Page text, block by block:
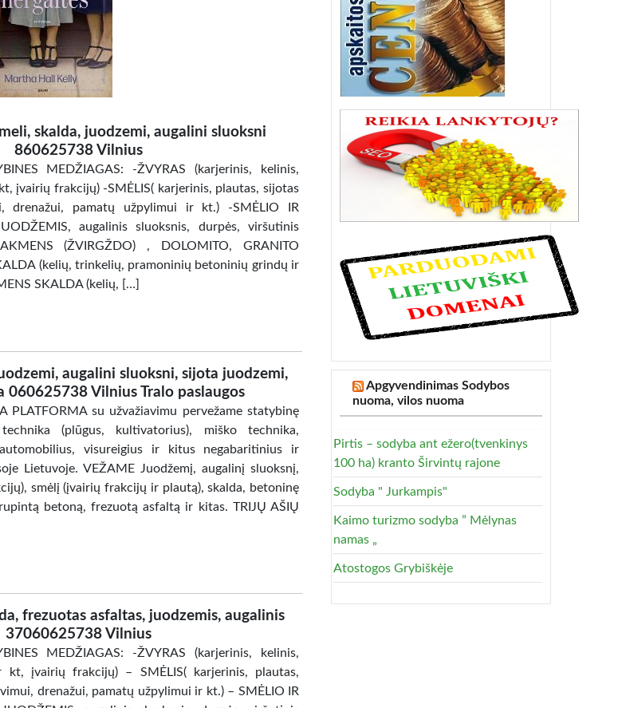
skalda, juodzemi, augalini sluoksni
860625738 Vilnius
MEDŽIAGAS: -ŽVYRAS (karjerinis, kelinis,
įvairių frakcijų) -SMĖLIS( karjerinis, plautas, sijotas
drenažui, pamatų užpylimui ir kt.) -SMĖLIO IR
augalinis sluoksnis, durpės, viršutinis
(ŽVIRGŽDO) , DOLOMITO, GRANITO
(kelių, trinkelių, pramoninių betoninių grindų ir
SKALDA (kelių, […]
augalini sluoksni, sijota juodzemi,
060625738 Vilnius Tralo paslaugos
PLATFORMA su užvažiavimu pervežame statybinę
(plūgus, kultivatorius), miško technika,
visureigius ir kitus negabaritinius ir
Lietuvoje. VEŽAME Juodžemį, augalinį sluoksnį,
smėlį (įvairių frakcijų ir plautą), skalda, betoninę
betoną, frezuotą asfaltą ir kitas. TRIJŲ AŠIŲ
frezuotas asfaltas, juodzemis, augalinis
37060625738 Vilnius
MEDŽIAGAS: -ŽVYRAS (karjerinis, kelinis,
kt, įvairių frakcijų) – SMĖLIS( karjerinis, plautas,
drenažui, pamatų užpylimui ir kt.) – SMĖLIO IR
Apgyvendinimas Sodybos
nuoma, vilos nuoma
Pirtis – sodyba ant ežero(tvenkinys
100 ha) kranto Širvintų rajone
Sodyba " Jurkampis"
Kaimo turizmo sodyba ” Mėlynas
namas „
Atostogos Grybiškėje